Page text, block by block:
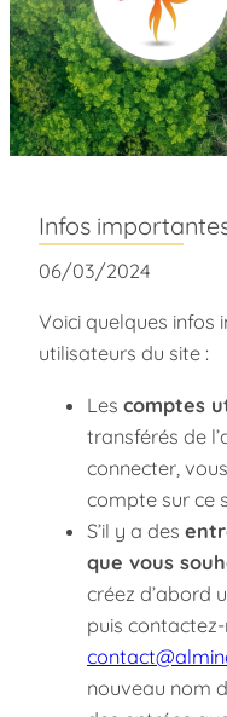
Infos
06/03/2024
Voici quelques infos
utilisateurs du site :
Les comptes
transférés de
connecter,
compte sur ce
S’il y a des
que vous
créez d’abord
puis
nouveau nom